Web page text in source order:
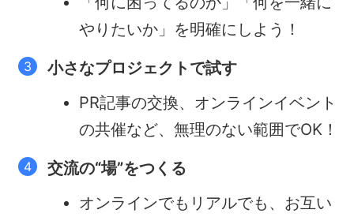
やりたいか」を明確にしよう！
小さなプロジェクトで試す
PR記事の交換、オンラインイベント
の共催など、無理のない範囲でOK！
交流の“場”をつくる
オンラインでもリアルでも、お互い